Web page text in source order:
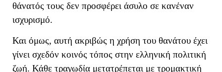
θάνατός τους δεν προσφέρει άσυλο σε κανέναν
ισχυρισμό.
Και όμως, αυτή ακριβώς η χρήση του θανάτου έχει
γίνει σχεδόν κοινός τόπος στην ελληνική πολιτική
ζωή. Κάθε τραγωδία μετατρέπεται με τρομακτική